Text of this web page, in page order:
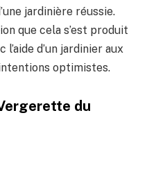
jardinière réussie.
que cela s’est produit
d’un jardinier aux
optimistes.
du